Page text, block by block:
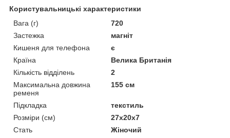
Користувальницькі характеристики
Вага (г)
720
Застежка
магніт
Кишеня для телефона
є
Країна
Велика Британія
Кількість відділень
2
Максимальна довжина
ременя
155 см
Підкладка
текстиль
Розміри (см)
27х20х7
Стать
Жіночий